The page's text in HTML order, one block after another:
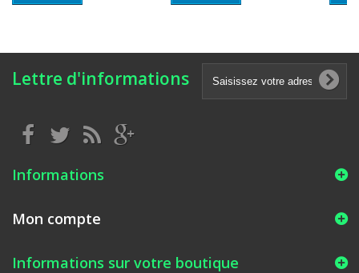
Lettre d'informations
Informations
Mon compte
Informations sur votre boutique